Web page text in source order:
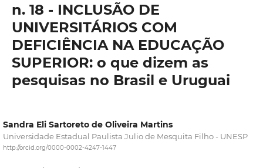
n. 18 - INCLUSÃO DE
UNIVERSITÁRIOS COM
DEFICIÊNCIA NA EDUCAÇÃO
SUPERIOR: o que dizem as
pesquisas no Brasil e Uruguai
Sandra Eli Sartoreto de Oliveira Martins
Universidade Estadual Paulista Julio de Mesquita Filho - UNESP
http://orcid.org/0000-0002-4247-1447